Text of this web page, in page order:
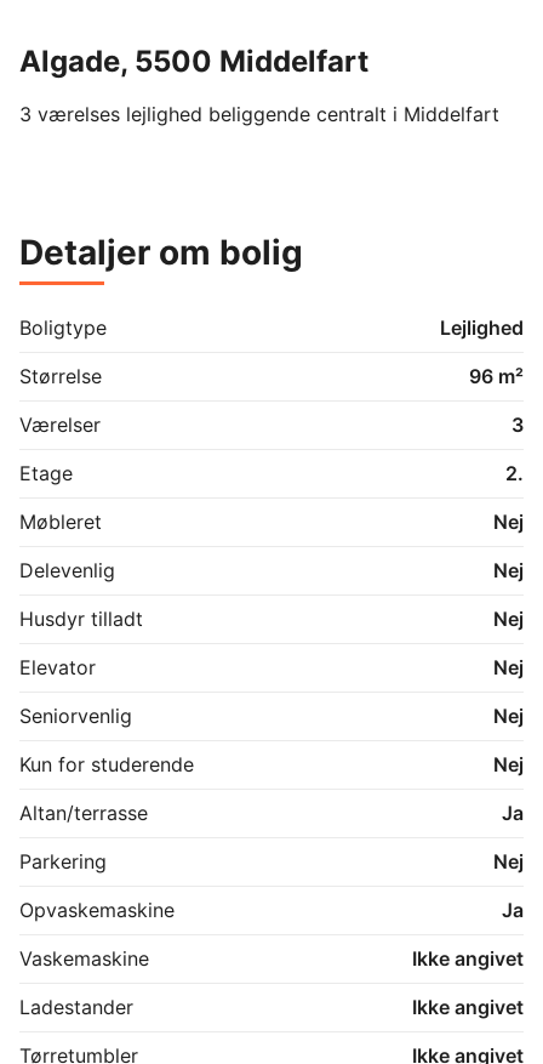
Algade, 5500 Middelfart
3 værelses lejlighed beliggende centralt i Middelfart
Detaljer om bolig
Boligtype
Lejlighed
Størrelse
96 m²
Værelser
3
Etage
2.
Møbleret
Nej
Delevenlig
Nej
Husdyr tilladt
Nej
Elevator
Nej
Seniorvenlig
Nej
Kun for studerende
Nej
Altan/terrasse
Ja
Parkering
Nej
Opvaskemaskine
Ja
Vaskemaskine
Ikke angivet
Ladestander
Ikke angivet
Tørretumbler
Ikke angivet